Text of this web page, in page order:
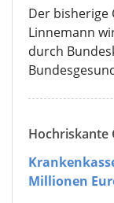
Der bisherige
Linnemann
durch
Hochriskante
Millionen